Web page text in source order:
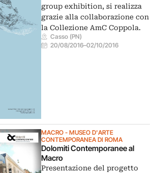
group exhibition, si realizza
grazie alla collaborazione con
la Collezione AmC Coppola.
Casso (PN)
20/08/2016–02/10/2016
MACRO - MUSEO D'ARTE
CONTEMPORANEA DI ROMA
Dolomiti Contemporanee al
Macro
Presentazione del progetto